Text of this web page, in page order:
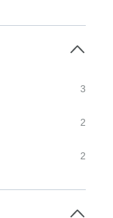
3
2
2